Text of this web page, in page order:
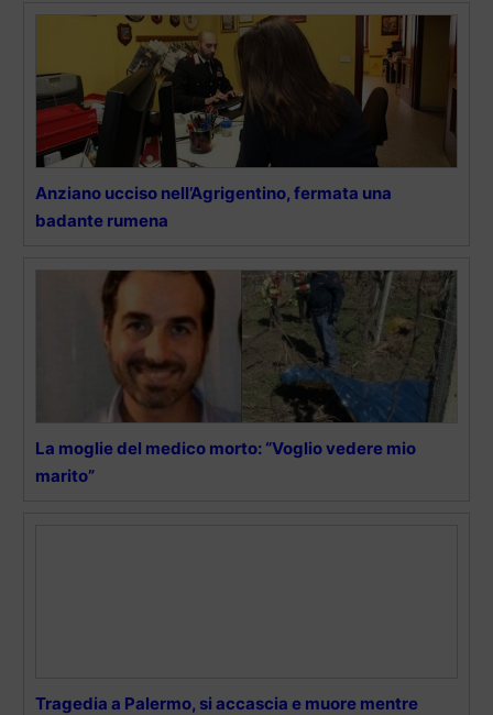
Anziano ucciso nell’Agrigentino, fermata una
badante rumena
La moglie del medico morto: “Voglio vedere mio
marito”
Tragedia a Palermo, si accascia e muore mentre